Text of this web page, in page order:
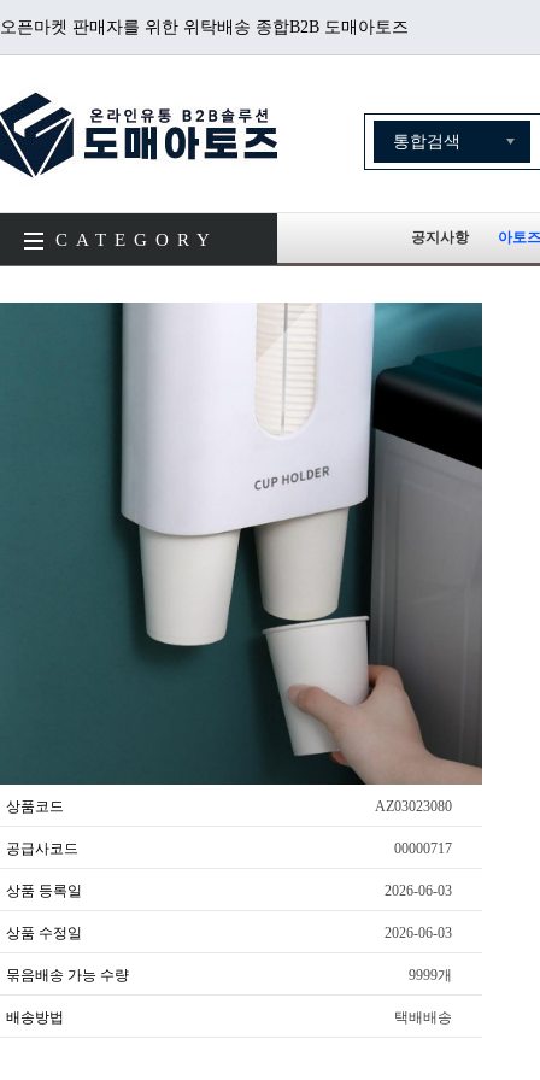
오픈마켓 판매자를 위한 위탁배송 종합B2B 도매아토즈
CATEGORY 공지사항 아토
상품코드 AZ03023080
공급사코드 00000717
상품 등록일 2026-06-03
상품 수정일 2026-06-03
묶음배송 가능 수량 9999개
배송방법 택배배송